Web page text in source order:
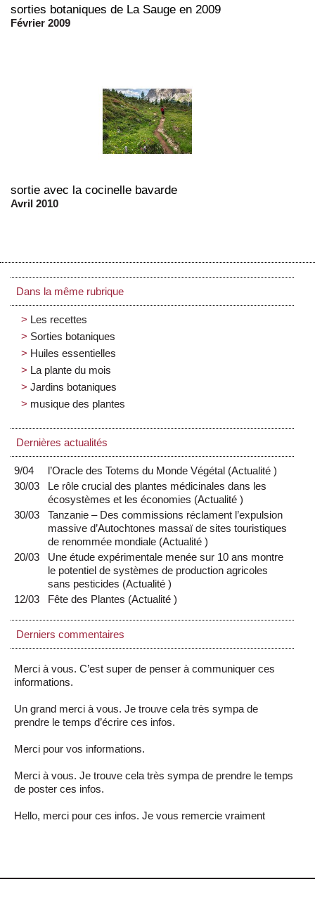
sorties botaniques de La Sauge en 2009
Février 2009
sortie avec la cocinelle bavarde
Avril 2010
Dans la même rubrique
Les recettes
Sorties botaniques
Huiles essentielles
La plante du mois
Jardins botaniques
musique des plantes
Dernières actualités
9/04 l’Oracle des Totems du Monde Végétal (Actualité)
30/03
Le rôle crucial des plantes médicinales dans les
écosystèmes et les économies (Actualité)
30/03
Tanzanie – Des commissions réclament l’expulsion
massive d’Autochtones massaï de sites touristiques
de renommée mondiale (Actualité)
20/03
Une étude expérimentale menée sur 10 ans montre
le potentiel de systèmes de production agricoles
sans pesticides (Actualité)
12/03
Fête des Plantes (Actualité)
Derniers commentaires
Merci à vous. C’est super de penser à communiquer ces
informations.
Un grand merci à vous. Je trouve cela très sympa de
prendre le temps d’écrire ces infos.
Merci pour vos informations.
Merci à vous. Je trouve cela très sympa de prendre le temps
de poster ces infos.
Hello, merci pour ces infos. Je vous remercie vraiment